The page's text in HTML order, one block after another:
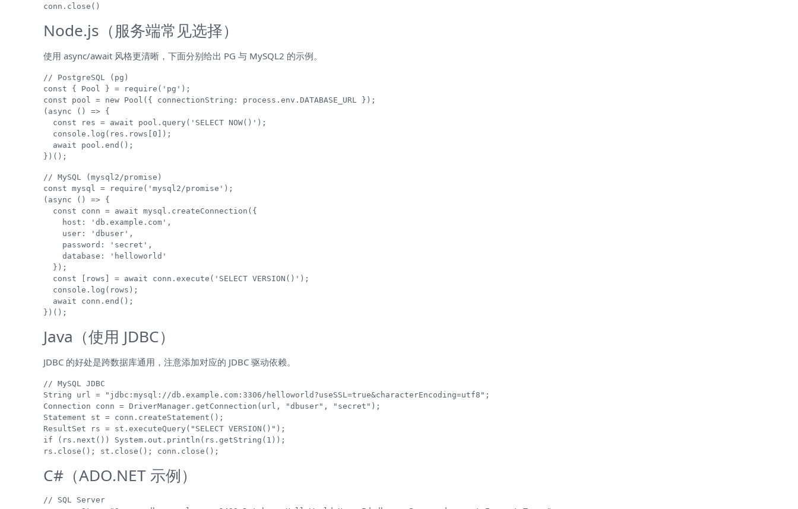
conn.close()
Node.js（服务端常见选择）
使用 async/await 风格更清晰，下面分别给出 PG 与 MySQL2 的示例。
// PostgreSQL (pg)
const { Pool } = require('pg');
const pool = new Pool({ connectionString: process.env.DATABASE_URL });
(async () => {
  const res = await pool.query('SELECT NOW()');
  console.log(res.rows[0]);
  await pool.end();
})();
// MySQL (mysql2/promise)
const mysql = require('mysql2/promise');
(async () => {
  const conn = await mysql.createConnection({
    host: 'db.example.com',
    user: 'dbuser',
    password: 'secret',
    database: 'helloworld'
  });
  const [rows] = await conn.execute('SELECT VERSION()');
  console.log(rows);
  await conn.end();
})();
Java（使用 JDBC）
JDBC 的好处是跨数据库通用，注意添加对应的 JDBC 驱动依赖。
// MySQL JDBC
String url = "jdbc:mysql://db.example.com:3306/helloworld?useSSL=true&characterEncoding=utf8";
Connection conn = DriverManager.getConnection(url, "dbuser", "secret");
Statement st = conn.createStatement();
ResultSet rs = st.executeQuery("SELECT VERSION()");
if (rs.next()) System.out.println(rs.getString(1));
rs.close(); st.close(); conn.close();
C#（ADO.NET 示例）
// SQL Server